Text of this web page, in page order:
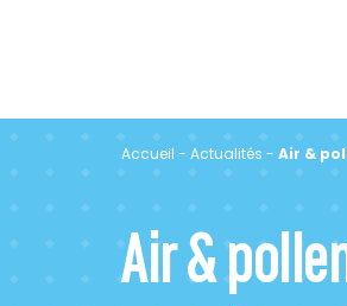
Accueil - Actualités - Air &
Air &